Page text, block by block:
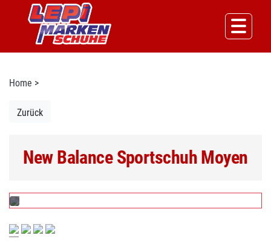
Home >
Zurück
New Balance Sportschuh Moyen